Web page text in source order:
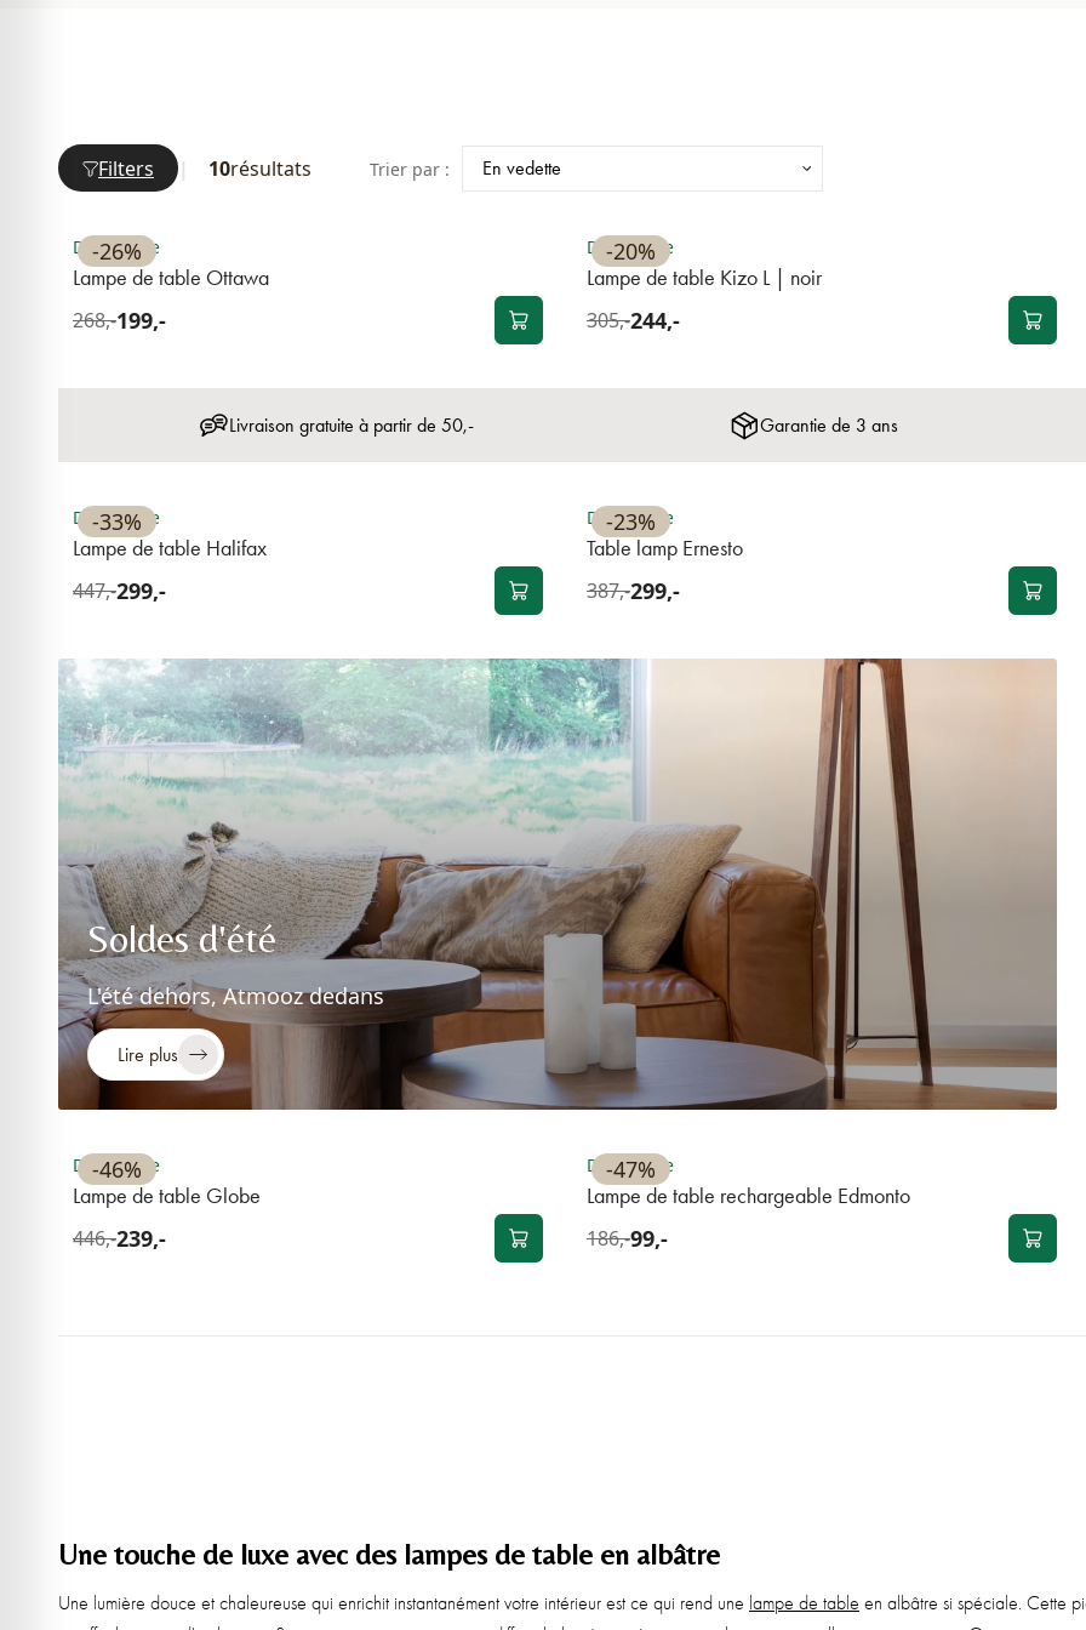
Filters | 10résultats
Trier par :
NOUVEAU
-26%
Disponible
Lampe de table Ottawa
268,-199,-
-20%
Disponible
Lampe de table Kizo L | noir
305,-244,-
Livraison gratuite à partir de 50,- Garantie de 3 ans
-33%
Disponible
Lampe de table Halifax
447,-299,-
NOUVEAU
-23%
Disponible
Table lamp Ernesto
387,-299,-
Soldes d'été
L'été dehors, Atmooz dedans
Lire plus
OUTLET
-46%
Disponible
Lampe de table Globe
446,-239,-
OUTLET
-47%
Disponible
Lampe de table rechargeable Edmonto
186,-99,-
Une touche de luxe avec des lampes de table en albâtre
Une lumière douce et chaleureuse qui enrichit instantanément votre intérieur est ce qui rend une lampe de table en albâtre si spéciale. Cette